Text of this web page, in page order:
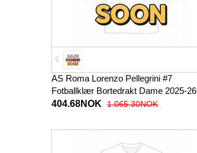
AS Roma Lorenzo Pellegrini #7
Fotballklær Bortedrakt Dame 2025-26
Kortermet
404.68NOK 1.065.30NOK